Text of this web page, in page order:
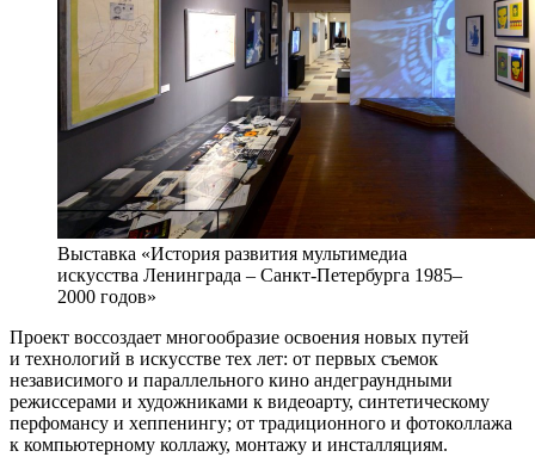
Выставка «История развития мультимедиа
искусства Ленинграда – Санкт-Петербурга 1985–
2000 годов»
Проект воссоздает многообразие освоения новых путей
и технологий в искусстве тех лет: от первых съемок
независимого и параллельного кино андеграундными
режиссерами и художниками к видеоарту, синтетическому
перфомансу и хеппенингу; от традиционного и фотоколлажа
к компьютерному коллажу, монтажу и инсталляциям.